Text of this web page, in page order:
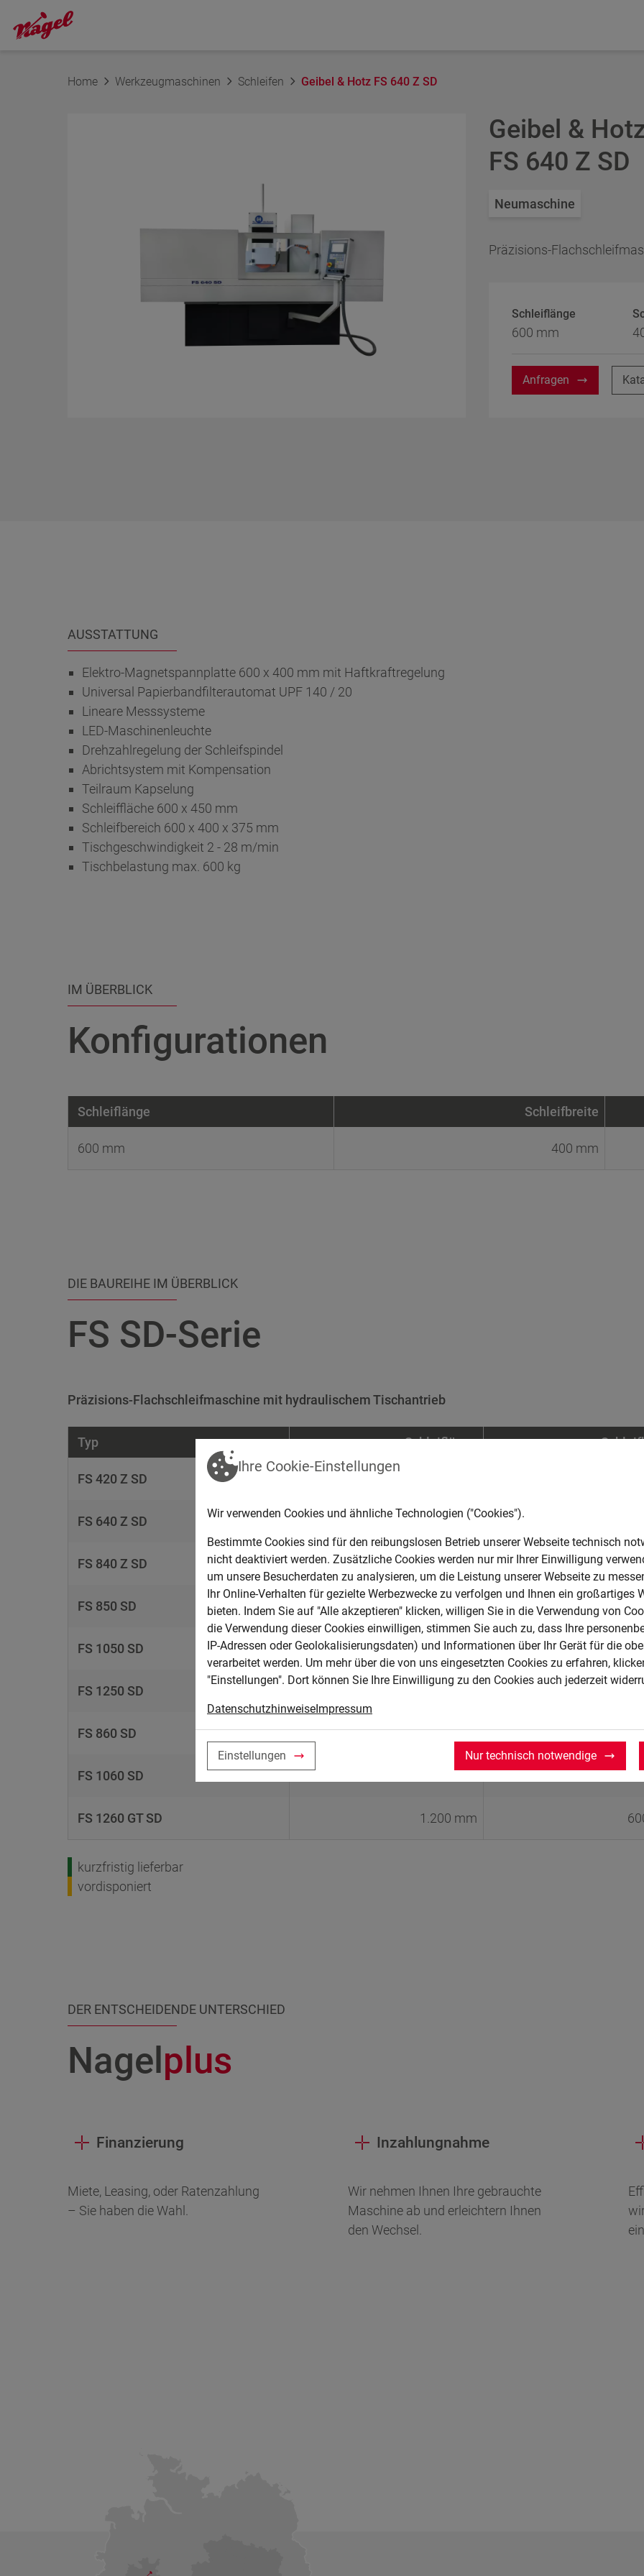
gelesen.
Home Werkzeugmaschinen Schleifen Geibel & Hotz FS 640 Z SD
Geibel &
FS 640 Z SD
Neumaschine
Präzisions-
Schleiflänge
600 mm
Anfragen
AUSSTATTUNG
Elektro-Magnetspannplatte 600 x 400 mm mit Haftkraftregelung
Universal Papierbandfilterautomat UPF 140 / 20
Lineare Messsysteme
LED-Maschinenleuchte
Drehzahlregelung der Schleifspindel
Abrichtsystem mit Kompensation
Teilraum Kapselung
Schleiffläche 600 x 450 mm
Schleifbereich 600 x 400 x 375 mm
Tischgeschwindigkeit 2 - 28 m/min
Tischbelastung max. 600 kg
IM ÜBERBLICK
Konfigurationen
Schleiflänge Schleifbreite
600 mm 400 mm
DIE BAUREIHE IM ÜBERBLICK
FS SD-Serie
Präzisions-Flachschleifmaschine mit hydraulischem Tischantrieb
Typ Schleiflänge
FS 420 Z SD
FS 640 Z SD 600 mm
FS 840 Z SD 800 mm
FS 850 SD 800 mm
FS 1050 SD 1.000 mm
FS 1250 SD 1.200 mm
FS 860 SD 800 mm
FS 1060 SD
FS 1260 GT SD 1.200 mm
kurzfristig lieferbar
vordisponiert
DER ENTSCHEIDENDE UNTERSCHIED
Nagel p us
Finanzierung
Miete, Leasing, oder Ratenzahlung
– Sie haben die Wahl.
Inzahlungnahme
Wir nehmen Ihnen Ihre gebrauchte
Maschine ab und erleichtern Ihnen
den Wechsel.
Ihre Cookie-Einstellungen
Wir verwenden Cookies und ähnliche Technologien ("Cookies").
Bestimmte Cookies sind für den reibungslosen Betrieb unserer Webseite technisch
nicht deaktiviert werden. Zusätzliche Cookies werden nur mir Ihrer Einwilligung
um unsere Besucherdaten zu analysieren, um die Leistung unserer Webseite zu
Ihr Online-Verhalten für gezielte Werbezwecke zu verfolgen und Ihnen ein großartiges
bieten. Indem Sie auf "Alle akzeptieren" klicken, willigen Sie in die Verwendung von
die Verwendung dieser Cookies einwilligen, stimmen Sie auch zu, dass Ihre
IP-Adressen oder Geolokalisierungsdaten) und Informationen über Ihr Gerät für die
verarbeitet werden. Um mehr über die von uns eingesetzten Cookies zu erfahren,
"Einstellungen". Dort können Sie Ihre Einwilligung zu den Cookies auch jederzeit
DatenschutzhinweiseImpressum
Einstellungen Nur technisch notwendige